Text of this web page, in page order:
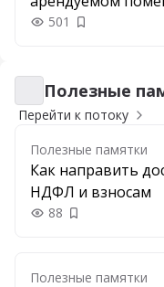
501 Добавить в
Полезные памятки
Полезные
Перейти к потоку
Полезные памятки
Как направить
НДФЛ и взносам
88 Добавить в
Полезные памятки